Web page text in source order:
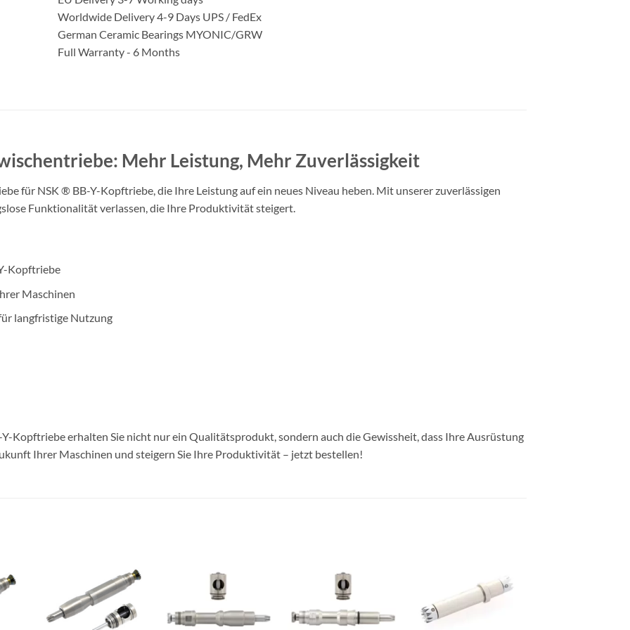
Worldwide Delivery 4-9 Days UPS / FedEx
German Ceramic Bearings MYONIC/GRW
Full Warranty - 6 Months
Mehr Leistung, Mehr Zuverlässigkeit
für NSK ® BB-Y-Kopftriebe, die Ihre Leistung auf ein neues Niveau heben. Mit unserer zuverlässigen
Funktionalität verlassen, die Ihre Produktivität steigert.
Kopftriebe
Maschinen
langfristige Nutzung
Kopftriebe erhalten Sie nicht nur ein Qualitätsprodukt, sondern auch die Gewissheit, dass Ihre Ausrüstung
Ihrer Maschinen und steigern Sie Ihre Produktivität – jetzt bestellen!